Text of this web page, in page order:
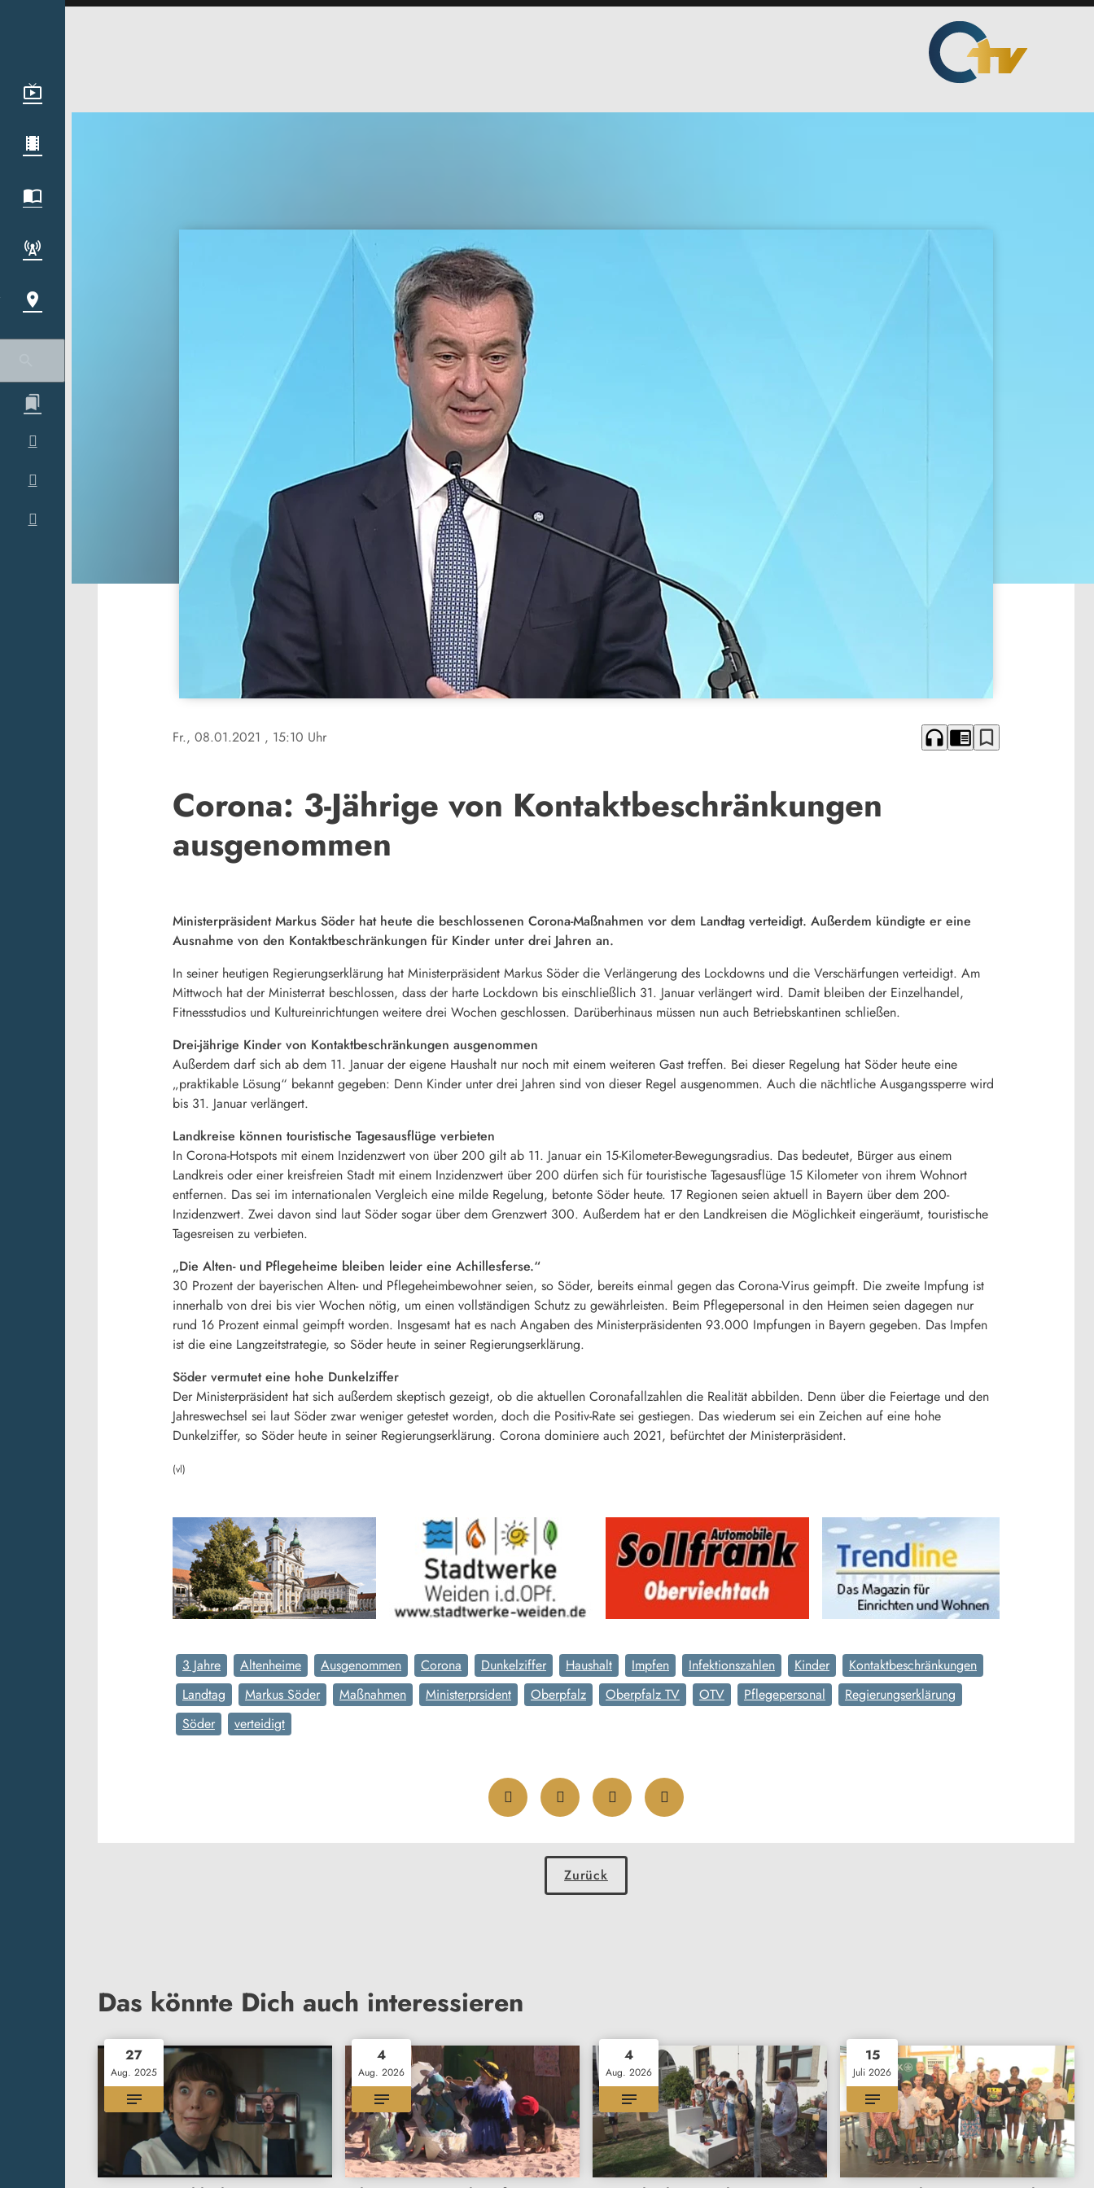
Fr., 08.01.2021 , 15:10 Uhr headphones chrome_reader_mode bookmark_border
Corona: 3-Jährige von Kontaktbeschränkungen
ausgenommen
Ministerpräsident Markus Söder hat heute die beschlossenen Corona-Maßnahmen vor dem Landtag verteidigt. Außerdem kündigte er eine
Ausnahme von den Kontaktbeschränkungen für Kinder unter drei Jahren an.
In seiner heutigen Regierungserklärung hat Ministerpräsident Markus Söder die Verlängerung des Lockdowns und die Verschärfungen verteidigt. Am
Mittwoch hat der Ministerrat beschlossen, dass der harte Lockdown bis einschließlich 31. Januar verlängert wird. Damit bleiben der Einzelhandel,
Fitnessstudios und Kultureinrichtungen weitere drei Wochen geschlossen. Darüberhinaus müssen nun auch Betriebskantinen schließen.
Drei-jährige Kinder von Kontaktbeschränkungen ausgenommen
Außerdem darf sich ab dem 11. Januar der eigene Haushalt nur noch mit einem weiteren Gast treffen. Bei dieser Regelung hat Söder heute eine
„praktikable Lösung“ bekannt gegeben: Denn Kinder unter drei Jahren sind von dieser Regel ausgenommen. Auch die nächtliche Ausgangssperre wird
bis 31. Januar verlängert.
Landkreise können touristische Tagesausflüge verbieten
In Corona-Hotspots mit einem Inzidenzwert von über 200 gilt ab 11. Januar ein 15-Kilometer-Bewegungsradius. Das bedeutet, Bürger aus einem
Landkreis oder einer kreisfreien Stadt mit einem Inzidenzwert über 200 dürfen sich für touristische Tagesausflüge 15 Kilometer von ihrem Wohnort
entfernen. Das sei im internationalen Vergleich eine milde Regelung, betonte Söder heute. 17 Regionen seien aktuell in Bayern über dem 200-
Inzidenzwert. Zwei davon sind laut Söder sogar über dem Grenzwert 300. Außerdem hat er den Landkreisen die Möglichkeit eingeräumt, touristische
Tagesreisen zu verbieten.
„Die Alten- und Pflegeheime bleiben leider eine Achillesferse.“
30 Prozent der bayerischen Alten- und Pflegeheimbewohner seien, so Söder, bereits einmal gegen das Corona-Virus geimpft. Die zweite Impfung ist
innerhalb von drei bis vier Wochen nötig, um einen vollständigen Schutz zu gewährleisten. Beim Pflegepersonal in den Heimen seien dagegen nur
rund 16 Prozent einmal geimpft worden. Insgesamt hat es nach Angaben des Ministerpräsidenten 93.000 Impfungen in Bayern gegeben. Das Impfen
ist die eine Langzeitstrategie, so Söder heute in seiner Regierungserklärung.
Söder vermutet eine hohe Dunkelziffer
Der Ministerpräsident hat sich außerdem skeptisch gezeigt, ob die aktuellen Coronafallzahlen die Realität abbilden. Denn über die Feiertage und den
Jahreswechsel sei laut Söder zwar weniger getestet worden, doch die Positiv-Rate sei gestiegen. Das wiederum sei ein Zeichen auf eine hohe
Dunkelziffer, so Söder heute in seiner Regierungserklärung. Corona dominiere auch 2021, befürchtet der Ministerpräsident.
(vl)
3 Jahre Altenheime Ausgenommen Corona Dunkelziffer Haushalt Impfen Infektionszahlen Kinder
Kontaktbeschränkungen
Landtag
Markus Söder Maßnahmen Ministerprsident Oberpfalz Oberpfalz TV OTV Pflegepersonal
Regierungserklärung
Söder
verteidigt
Zurück
Das könnte Dich auch interessieren
27
Aug. 2025
4
Aug. 2026
4
Aug. 2026
15
Juli 2026